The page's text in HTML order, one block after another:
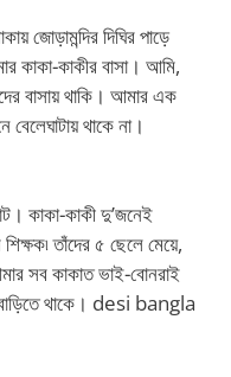
জোড়ামন্দির দিঘির পাড়ে
কাকা-কাকীর বাসা। আমি,
বাসায় থাকি। আমার এক
থাকে না।
কাকা-কাকী দু’জনেই
তাঁদের ৫ ছেলে মেয়ে,
সব কাকাত ভাই-বোনরাই
থাকে। desi bangla